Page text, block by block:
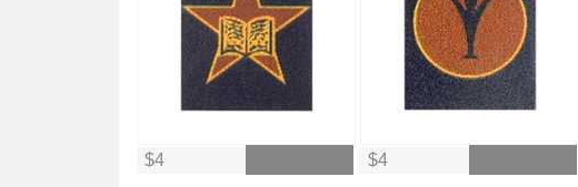
$4 $4